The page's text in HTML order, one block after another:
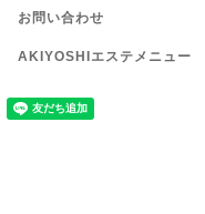
お問い合わせ
AKIYOSHIエステメニュー